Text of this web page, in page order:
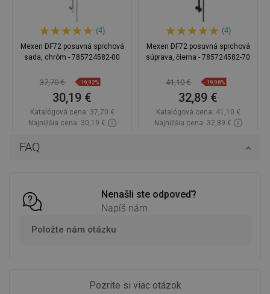
FAQ
Nenašli ste odpoveď?
Napíš nám
Položte nám otázku
Pozrite si viac otázok
(4)
Mexen DF72 posuvná sprchová
sada, chróm - 785724582-00
37,70 € -19,92%
30,19 €
Katalógová cena: 37,70 €
Najnižšia cena: 30,19 €
(4)
Mexen DF72 posuvná sprchová
súprava, čierna - 785724582-70
41,10 € -19,98%
32,89 €
Katalógová cena: 41,10 €
Najnižšia cena: 32,89 €